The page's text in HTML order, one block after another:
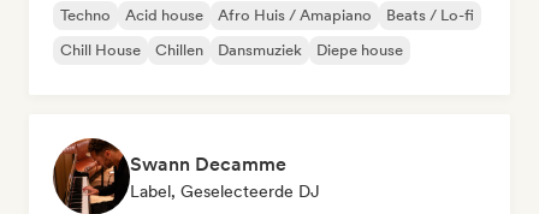
Techno Acid house Afro Huis / Amapiano
Beats / Lo-fi
Chill House
Chillen Dansmuziek Diepe house
Swann Decamme
Label, Geselecteerde DJ